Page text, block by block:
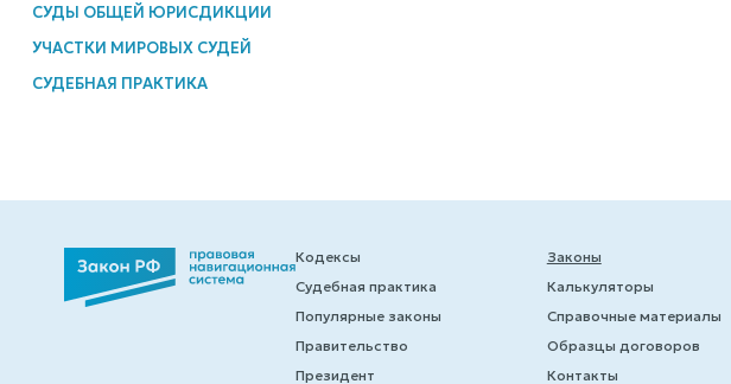
СУДЫ ОБЩЕЙ ЮРИСДИКЦИИ
УЧАСТКИ МИРОВЫХ СУДЕЙ
СУДЕБНАЯ ПРАКТИКА
Кодексы
Судебная практика
Популярные законы
Правительство
Президент
Законы
Калькуляторы
Справочные материалы
Образцы договоров
Контакты